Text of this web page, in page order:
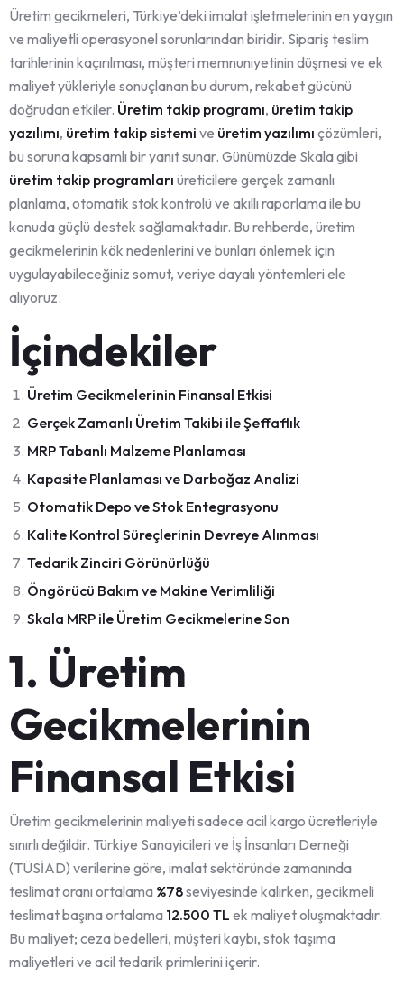
Üretim gecikmeleri, Türkiye’deki imalat işletmelerinin en yaygın
ve maliyetli operasyonel sorunlarından biridir. Sipariş teslim
tarihlerinin kaçırılması, müşteri memnuniyetinin düşmesi ve ek
maliyet yükleriyle sonuçlanan bu durum, rekabet gücünü
doğrudan etkiler. Üretim takip programı, üretim takip
yazılımı, üretim takip sistemi ve üretim yazılımı çözümleri,
bu soruna kapsamlı bir yanıt sunar. Günümüzde Skala gibi
üretim takip programları üreticilere gerçek zamanlı
planlama, otomatik stok kontrolü ve akıllı raporlama ile bu
konuda güçlü destek sağlamaktadır. Bu rehberde, üretim
gecikmelerinin kök nedenlerini ve bunları önlemek için
uygulayabileceğiniz somut, veriye dayalı yöntemleri ele
alıyoruz.
İçindekiler
Üretim Gecikmelerinin Finansal Etkisi
Gerçek Zamanlı Üretim Takibi ile Şeffaflık
MRP Tabanlı Malzeme Planlaması
Kapasite Planlaması ve Darboğaz Analizi
Otomatik Depo ve Stok Entegrasyonu
Kalite Kontrol Süreçlerinin Devreye Alınması
Tedarik Zinciri Görünürlüğü
Öngörücü Bakım ve Makine Verimliliği
Skala MRP ile Üretim Gecikmelerine Son
1. Üretim
Gecikmelerinin
Finansal Etkisi
Üretim gecikmelerinin maliyeti sadece acil kargo ücretleriyle
sınırlı değildir. Türkiye Sanayicileri ve İş İnsanları Derneği
(TÜSİAD) verilerine göre, imalat sektöründe zamanında
teslimat oranı ortalama %78seviyesinde kalırken, gecikmeli
teslimat başına ortalama 12.500 TL ek maliyet oluşmaktadır.
Bu maliyet; ceza bedelleri, müşteri kaybı, stok taşıma
maliyetleri ve acil tedarik primlerini içerir.